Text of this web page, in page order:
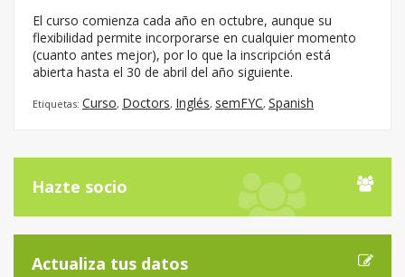
El curso comienza cada año en octubre, aunque su
flexibilidad permite incorporarse en cualquier momento
(cuanto antes mejor), por lo que la inscripción está
abierta hasta el 30 de abril del año siguiente.
Etiquetas: Curso, Doctors, Inglés, semFYC, Spanish
Hazte socio
Actualiza tus datos